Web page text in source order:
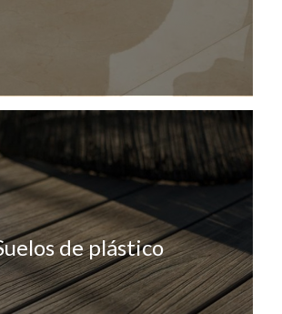
de plástico